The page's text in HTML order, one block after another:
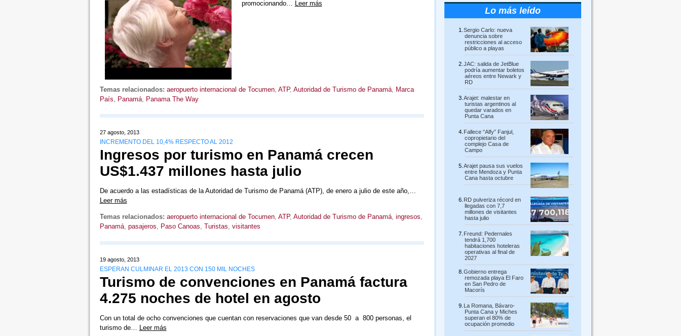
promocionando… Leer más
Temas relacionados: aeropuerto internacional de Tocumen, ATP, Autoridad de Turismo de Panamá,
Marca
País
Panamá, Panama The Way
27 agosto, 2013
INCREMENTO DEL 10,4% RESPECTO AL 2012
Ingresos por turismo en Panamá crecen
US$1.437 millones hasta julio
De acuerdo a las estadísticas de la Autoridad de Turismo de Panamá (ATP), de enero a julio de este año,…
Leer más
Temas relacionados: aeropuerto internacional de Tocumen, ATP, Autoridad de Turismo de Panamá, ingresos
Panamá, pasajeros Paso Canoas Turistas visitantes
19 agosto, 2013
ESPERAN CULMINAR EL 2013 CON 150 MIL NOCHES
Turismo de convenciones en Panamá factura
4.275 noches de hotel en agosto
Con un total de ocho convenciones que cuentan con reservaciones que van desde 50 a 800 personas, el
turismo de…
Leer más
Lo más leído
Sergio Carlo: nueva
denuncia sobre
restricciones al acceso
público a playas
JAC: salida de JetBlue
podría aumentar boletos
aéreos entre Newark y
RD
Arajet: malestar en
turistas argentinos al
quedar varados en
Punta Cana
Fallece “Alfy” Fanjul,
copropietario del
complejo Casa de
Campo
Arajet pausa sus vuelos
entre Mendoza y Punta
Cana hasta octubre
RD pulveriza récord en
llegadas con 7,7
millones de visitantes
hasta julio
Freund: Pedernales
tendrá 1,700
habitaciones hoteleras
operativas al final de
2027
Gobierno entrega
remozada playa El Faro
en San Pedro de
Macorís
La Romana, Bávaro-
Punta Cana y Miches
superan el 80% de
ocupación promedio